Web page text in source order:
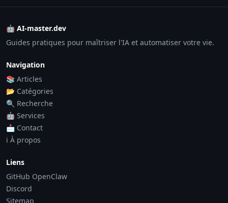
🤖 AI-master.dev
Guides pratiques pour maîtriser l'IA et automatiser votre vie.
Navigation
📚 Articles
📂 Catégories
🔍 Recherche
🤖 Services
📩 Contact
ℹ️ À propos
Liens
GitHub OpenClaw
Discord
Sitemap